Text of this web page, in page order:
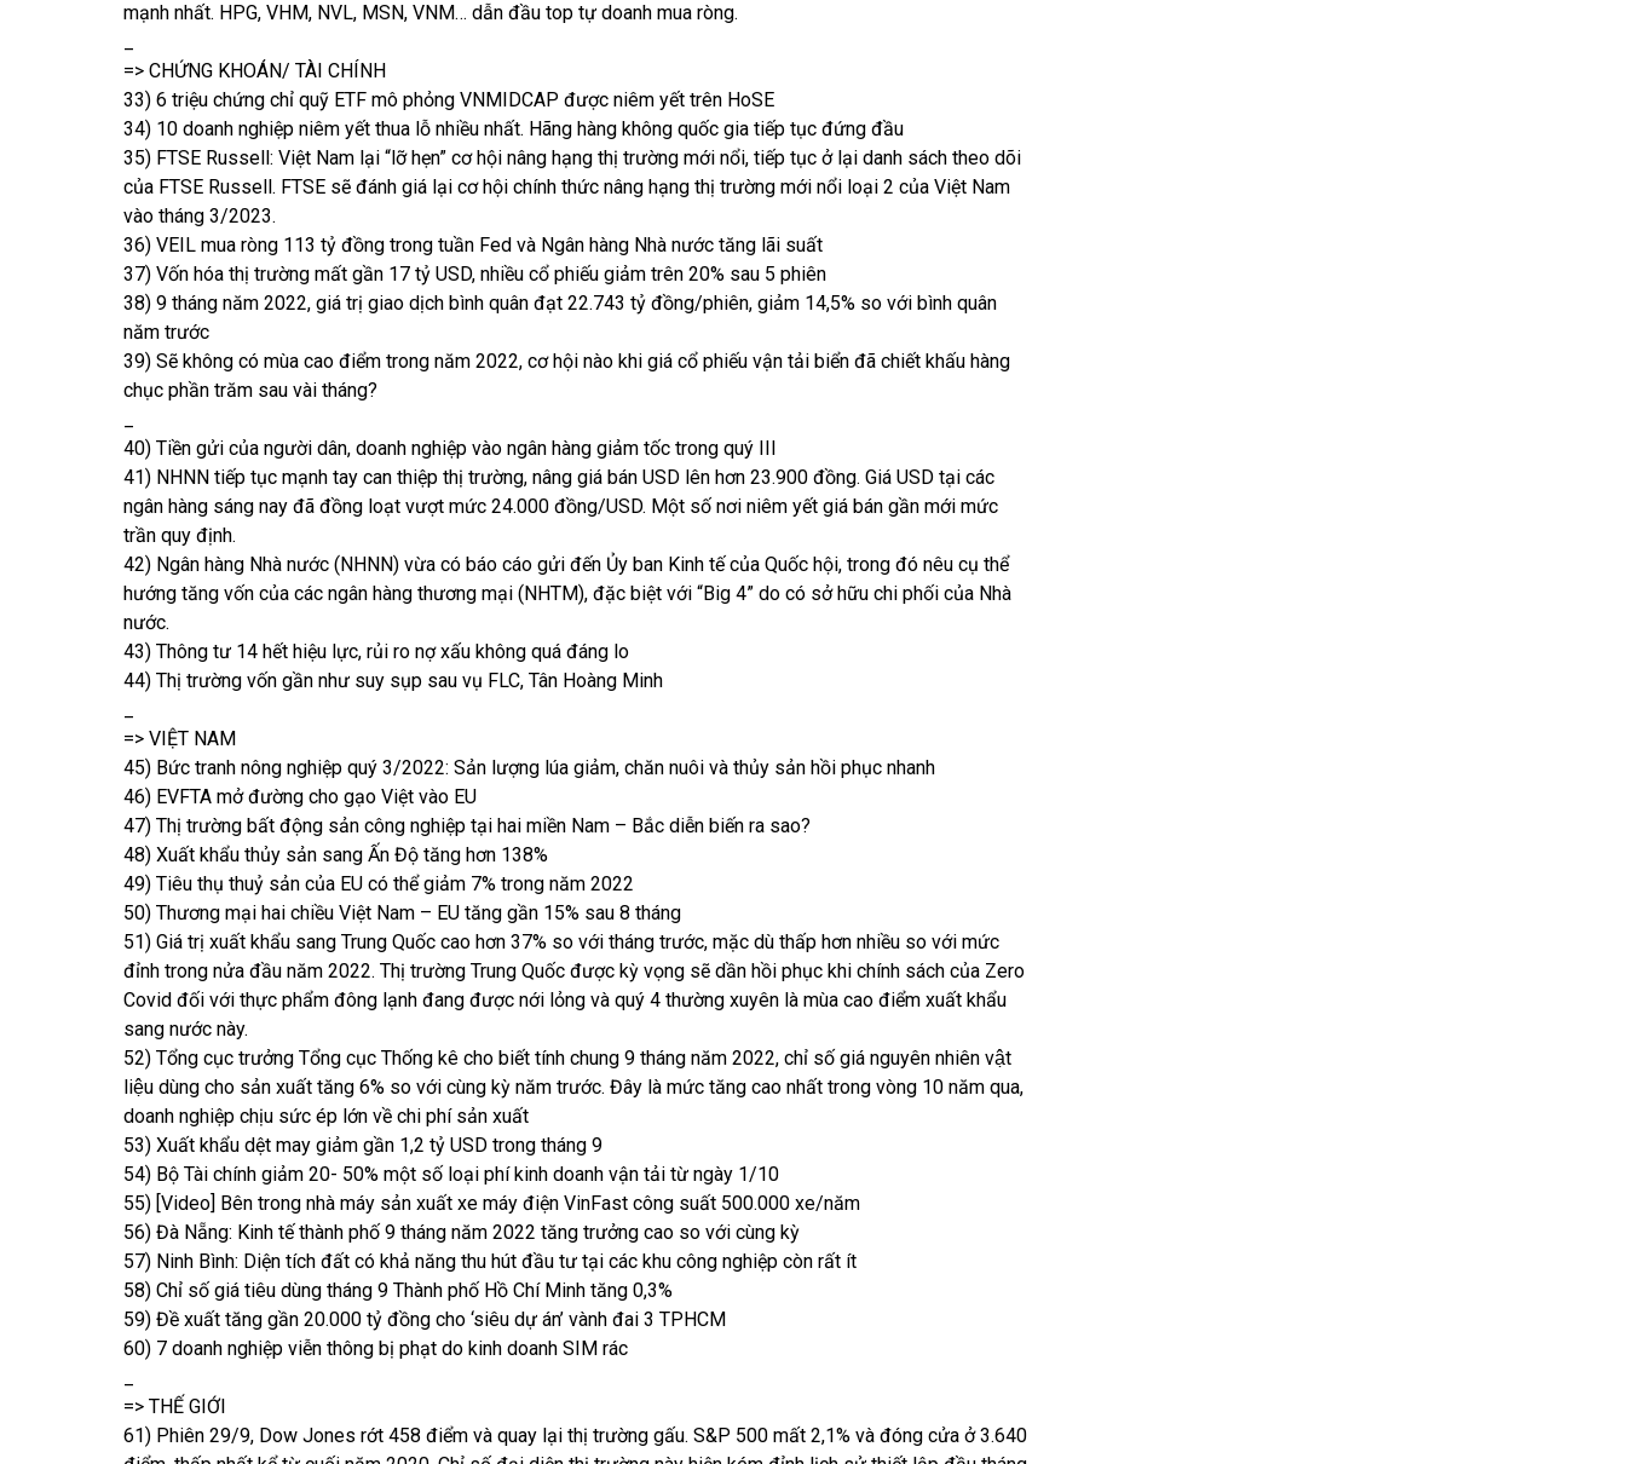
mạnh nhất. HPG, VHM, NVL, MSN, VNM… dẫn đầu top tự doanh mua ròng.
=> CHỨNG KHOÁN/ TÀI CHÍNH
33) 6 triệu chứng chỉ quỹ ETF mô phỏng VNMIDCAP được niêm yết trên HoSE
34) 10 doanh nghiệp niêm yết thua lỗ nhiều nhất. Hãng hàng không quốc gia tiếp tục đứng đầu
35) FTSE Russell: Việt Nam lại “lỡ hẹn” cơ hội nâng hạng thị trường mới nổi, tiếp tục ở lại danh sách theo dõi
của FTSE Russell. FTSE sẽ đánh giá lại cơ hội chính thức nâng hạng thị trường mới nổi loại 2 của Việt Nam
vào tháng 3/2023.
36) VEIL mua ròng 113 tỷ đồng trong tuần Fed và Ngân hàng Nhà nước tăng lãi suất
37) Vốn hóa thị trường mất gần 17 tỷ USD, nhiều cổ phiếu giảm trên 20% sau 5 phiên
38) 9 tháng năm 2022, giá trị giao dịch bình quân đạt 22.743 tỷ đồng/phiên, giảm 14,5% so với bình quân
năm trước
39) Sẽ không có mùa cao điểm trong năm 2022, cơ hội nào khi giá cổ phiếu vận tải biển đã chiết khấu hàng
chục phần trăm sau vài tháng?
40) Tiền gửi của người dân, doanh nghiệp vào ngân hàng giảm tốc trong quý III
41) NHNN tiếp tục mạnh tay can thiệp thị trường, nâng giá bán USD lên hơn 23.900 đồng. Giá USD tại các
ngân hàng sáng nay đã đồng loạt vượt mức 24.000 đồng/USD. Một số nơi niêm yết giá bán gần mới mức
trần quy định.
42) Ngân hàng Nhà nước (NHNN) vừa có báo cáo gửi đến Ủy ban Kinh tế của Quốc hội, trong đó nêu cụ thể
hướng tăng vốn của các ngân hàng thương mại (NHTM), đặc biệt với “Big 4” do có sở hữu chi phối của Nhà
nước.
43) Thông tư 14 hết hiệu lực, rủi ro nợ xấu không quá đáng lo
44) Thị trường vốn gần như suy sụp sau vụ FLC, Tân Hoàng Minh
=> VIỆT NAM
45) Bức tranh nông nghiệp quý 3/2022: Sản lượng lúa giảm, chăn nuôi và thủy sản hồi phục nhanh
46) EVFTA mở đường cho gạo Việt vào EU
47) Thị trường bất động sản công nghiệp tại hai miền Nam – Bắc diễn biến ra sao?
48) Xuất khẩu thủy sản sang Ấn Độ tăng hơn 138%
49) Tiêu thụ thuỷ sản của EU có thể giảm 7% trong năm 2022
50) Thương mại hai chiều Việt Nam – EU tăng gần 15% sau 8 tháng
51) Giá trị xuất khẩu sang Trung Quốc cao hơn 37% so với tháng trước, mặc dù thấp hơn nhiều so với mức
đỉnh trong nửa đầu năm 2022. Thị trường Trung Quốc được kỳ vọng sẽ dần hồi phục khi chính sách của Zero
Covid đối với thực phẩm đông lạnh đang được nới lỏng và quý 4 thường xuyên là mùa cao điểm xuất khẩu
sang nước này.
52) Tổng cục trưởng Tổng cục Thống kê cho biết tính chung 9 tháng năm 2022, chỉ số giá nguyên nhiên vật
liệu dùng cho sản xuất tăng 6% so với cùng kỳ năm trước. Đây là mức tăng cao nhất trong vòng 10 năm qua,
doanh nghiệp chịu sức ép lớn về chi phí sản xuất
53) Xuất khẩu dệt may giảm gần 1,2 tỷ USD trong tháng 9
54) Bộ Tài chính giảm 20- 50% một số loại phí kinh doanh vận tải từ ngày 1/10
55) [Video] Bên trong nhà máy sản xuất xe máy điện VinFast công suất 500.000 xe/năm
56) Đà Nẵng: Kinh tế thành phố 9 tháng năm 2022 tăng trưởng cao so với cùng kỳ
57) Ninh Bình: Diện tích đất có khả năng thu hút đầu tư tại các khu công nghiệp còn rất ít
58) Chỉ số giá tiêu dùng tháng 9 Thành phố Hồ Chí Minh tăng 0,3%
59) Đề xuất tăng gần 20.000 tỷ đồng cho ‘siêu dự án’ vành đai 3 TPHCM
60) 7 doanh nghiệp viễn thông bị phạt do kinh doanh SIM rác
=> THẾ GIỚI
61) Phiên 29/9, Dow Jones rớt 458 điểm và quay lại thị trường gấu. S&P 500 mất 2,1% và đóng cửa ở 3.640